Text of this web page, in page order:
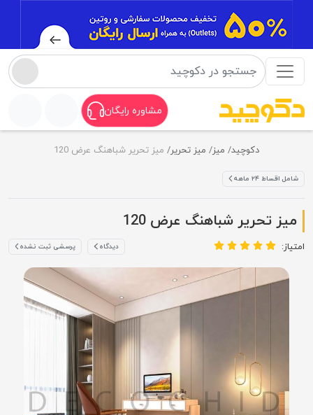
مشاوره رایگان
دکوچید میز میز تحریر میز تحریر شباهنگ عرض 120
شامل اقساط ۲۴ ماهه
میز تحریر شباهنگ عرض 120
امتیاز: دیدگاه پرسشی ثبت نشده